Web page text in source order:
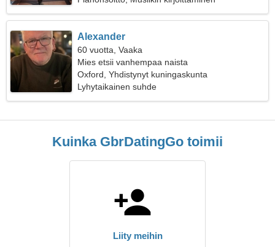
Alexander
60 vuotta, Vaaka
Mies etsii vanhempaa naista
Oxford, Yhdistynyt kuningaskunta
Lyhytaikainen suhde
Kuinka GbrDatingGo toimii
Liity meihin